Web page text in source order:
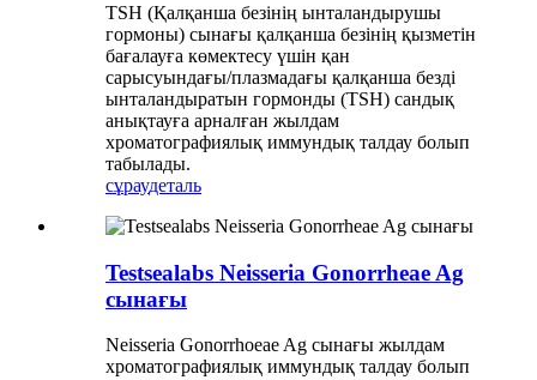
TSH (Қалқанша безінің ынталандырушы
гормоны) сынағы қалқанша безінің қызметін
бағалауға көмектесу үшін қан
сарысуындағы/плазмадағы қалқанша безді
ынталандыратын гормонды (TSH) сандық
анықтауға арналған жылдам
хроматографиялық иммундық талдау болып
табылады.
сұраудеталь
Testsealabs Neisseria Gonorrheae Ag
сынағы
Neisseria Gonorrhoeae Ag сынағы жылдам
хроматографиялық иммундық талдау болып